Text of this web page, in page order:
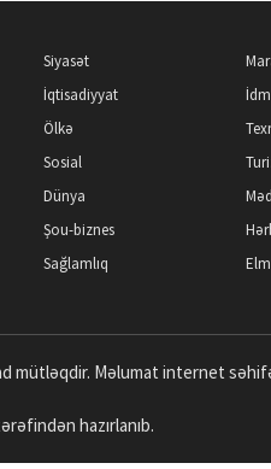
Siyasət
İqtisadiyyat
Ölkə
Sosial
Dünya
Şou-biznes
Sağlamlıq
Elm
mütləqdir. Məlumat internet
hazırlanıb.